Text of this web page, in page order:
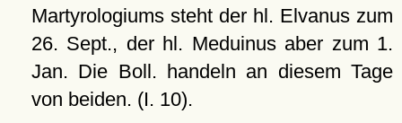
Martyrologiums steht der hl. Elvanus zum
26. Sept., der hl. Meduinus aber zum 1.
Jan. Die Boll. handeln an diesem Tage
von beiden. (I. 10).